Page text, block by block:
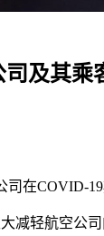
及其乘
司在COVID-
减轻航空